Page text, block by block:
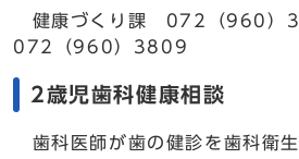
健康づくり課 072（960）
072（960）3809
2歳児歯科健康相談
歯科医師が歯の健診を歯科衛